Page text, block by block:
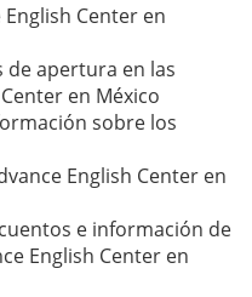
Center en
de apertura en las
en México
sobre los
English Center en
e información de
English Center en